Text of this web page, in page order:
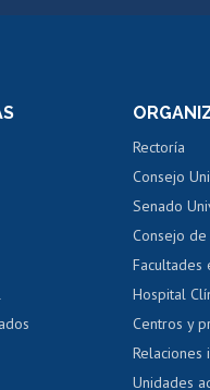
alumnos
exalumnos
y grados
Ayuda tecnológica
Rectoría
Consejo
Senado
Consejo de
Facultades
Hospital
Centros y
Relaciones
Unidades